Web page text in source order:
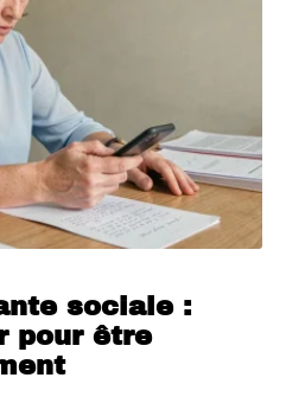
sociale :
pour être